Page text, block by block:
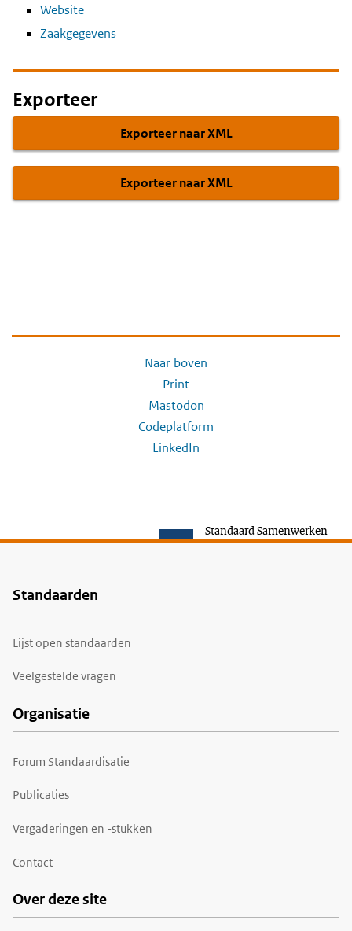
Website
Zaakgegevens
Exporteer
Exporteer naar XML
Exporteer naar XML
Naar boven
Print
Mastodon
Codeplatform
LinkedIn
Standaard Samenwerken
Voet
Standaarden
Lijst open standaarden
Veelgestelde vragen
Organisatie
Forum Standaardisatie
Publicaties
Vergaderingen en -stukken
Contact
Over deze site